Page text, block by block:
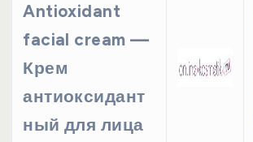
Antioxidant
facial cream —
Крем
антиоксидант
ный для лица